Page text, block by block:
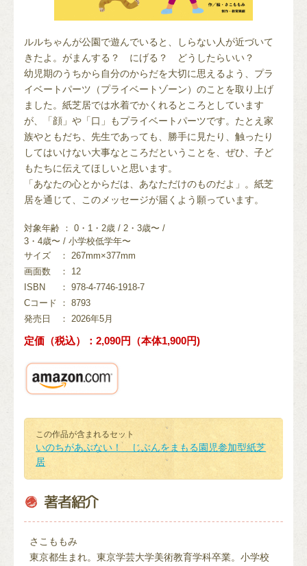
ルルちゃんが公園で遊んでいると、しらない人が近づいて
きたよ。がまんする？ にげる？ どうしたらいい？
幼児期のうちから自分のからだを大切に思えるよう、プラ
イベートパーツ（プライベートゾーン）のことを取り上げ
ました。紙芝居では水着でかくれるところとしています
が、「顔」や「口」もプライベートパーツです。たとえ家
族やともだち、先生であっても、勝手に見たり、触ったり
してはいけない大事なところだということを、ぜひ、子ど
もたちに伝えてほしいと思います。
「あなたの心とからだは、あなただけのものだよ」。紙芝
居を通じて、このメッセージが届くよう願っています。
対象年齢 ： 0・1・2歳 / 2・3歳〜 /
3・4歳〜 / 小学校低学年〜
サイズ
： 267mm×377mm
画面数
： 12
ISBN
： 978-4-7746-1918-7
Cコード
： 8793
発売日
： 2026年5月
定価（税込）：2,090円（本体1,900円)
この作品が含まれるセット
いのちがあぶない！ じぶんをまもる園児参加型紙芝
居
さこももみ
東京都生まれ。東京学芸大学美術教育学科卒業。小学校